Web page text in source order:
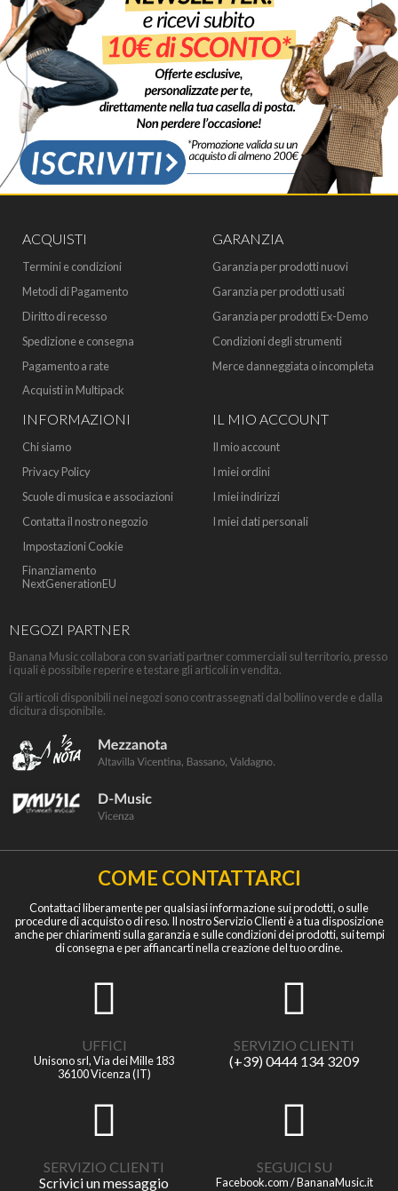
ACQUISTI
Termini e condizioni
Metodi di Pagamento
Diritto di recesso
Spedizione e consegna
Pagamento a rate
Acquisti in Multipack
GARANZIA
Garanzia per prodotti nuovi
Garanzia per prodotti usati
Garanzia per prodotti Ex-Demo
Condizioni degli strumenti
Merce danneggiata o incompleta
INFORMAZIONI
Chi siamo
Privacy Policy
Scuole di musica e associazioni
Contatta il nostro negozio
Impostazioni Cookie
Finanziamento
NextGenerationEU
IL MIO ACCOUNT
Il mio account
I miei ordini
I miei indirizzi
I miei dati personali
NEGOZI PARTNER
Banana Music collabora con svariati partner commerciali sul territorio, presso
i quali è possibile reperire e testare gli articoli in vendita.
Gli articoli disponibili nei negozi sono contrassegnati dal bollino verde e dalla
dicitura disponibile.
COME CONTATTARCI
Contattaci liberamente per qualsiasi informazione sui prodotti, o sulle
procedure di acquisto o di reso. Il nostro Servizio Clienti è a tua disposizione
anche per chiarimenti sulla garanzia e sulle condizioni dei prodotti, sui tempi
di consegna e per affiancarti nella creazione del tuo ordine.
UFFICI
Unisono srl, Via dei Mille 183
36100 Vicenza (IT)
SERVIZIO CLIENTI
(+39) 0444 134 3209
SERVIZIO CLIENTI
Scrivici un messaggio
SEGUICI SU
Facebook.com / BananaMusic.it